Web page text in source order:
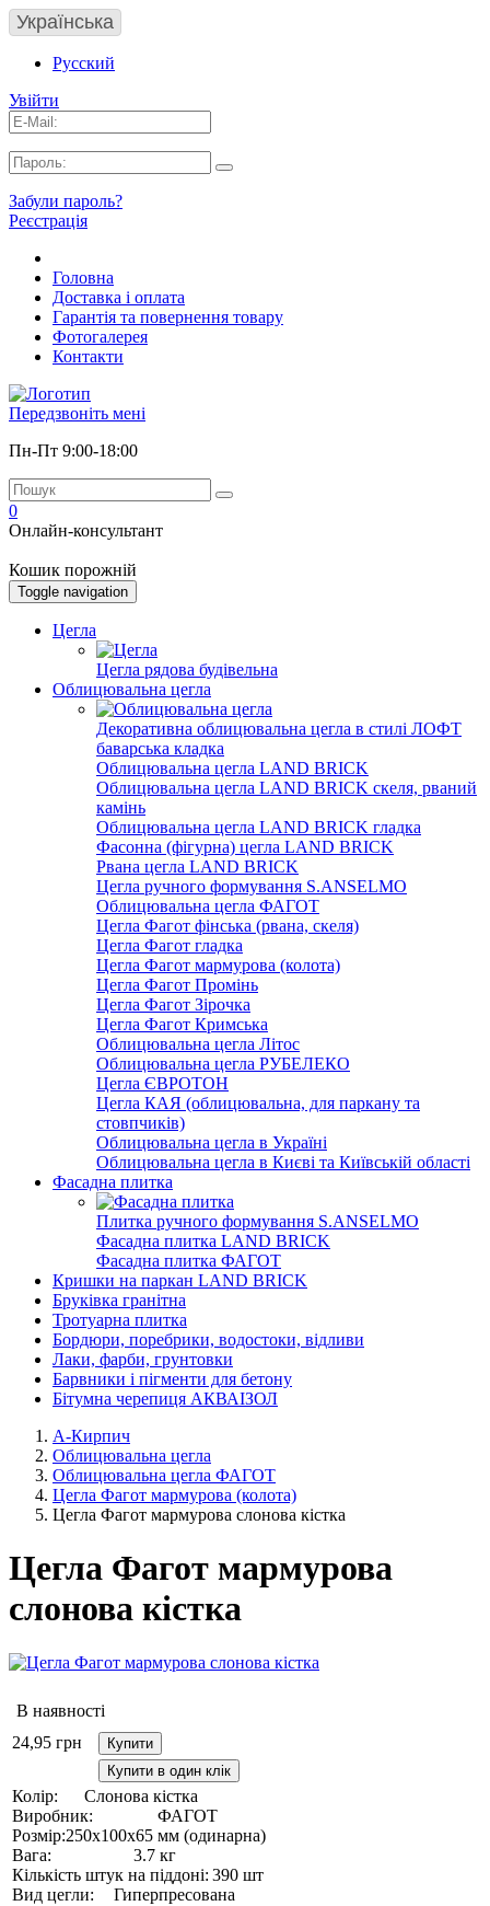
Українська
Русский
Увійти
Забули пароль?
Реєстрація
Головна
Доставка і оплата
Гарантія та повернення товару
Фотогалерея
Контакти
Передзвоніть мені
Пн-Пт 9:00-18:00
0
Онлайн-консультант
Кошик порожній
Toggle navigation
Цегла
Цегла рядова будівельна
Облицювальна цегла
Декоративна облицювальна цегла в стилі ЛОФТ
баварська кладка
Облицювальна цегла LAND BRICK
Облицювальна цегла LAND BRICK скеля, рваний
камінь
Облицювальна цегла LAND BRICK гладка
Фасонна (фігурна) цегла LAND BRICK
Рвана цегла LAND BRICK
Цегла ручного формування S.ANSELMO
Облицювальна цегла ФАГОТ
Цегла Фагот фінська (рвана, скеля)
Цегла Фагот гладка
Цегла Фагот мармурова (колота)
Цегла Фагот Промінь
Цегла Фагот Зірочка
Цегла Фагот Кримська
Облицювальна цегла Літос
Облицювальна цегла РУБЕЛЕКО
Цегла ЄВРОТОН
Цегла КАЯ (облицювальна, для паркану та
стовпчиків)
Облицювальна цегла в Україні
Облицювальна цегла в Києві та Київській області
Фасадна плитка
Плитка ручного формування S.ANSELMO
Фасадна плитка LAND BRICK
Фасадна плитка ФАГОТ
Кришки на паркан LAND BRICK
Бруківка гранітна
Тротуарна плитка
Бордюри, поребрики, водостоки, відливи
Лаки, фарби, грунтовки
Барвники і пігменти для бетону
Бітумна черепиця АКВАІЗОЛ
А-Кирпич
Облицювальна цегла
Облицювальна цегла ФАГОТ
Цегла Фагот мармурова (колота)
Цегла Фагот мармурова слонова кістка
Цегла Фагот мармурова
слонова кістка
В наявності
24,95 грн
Купити
Купити в один клік
Колір:
Слонова кістка
Виробник:
ФАГОТ
Розмір:250х100х65 мм (одинарна)
Вага:
3.7 кг
Кількість штук на піддоні: 390 шт
Вид цегли:
Гиперпресована